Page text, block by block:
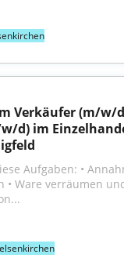
Verkäufer (m/w/
d) im
Aufgaben: •
• Ware verräumen